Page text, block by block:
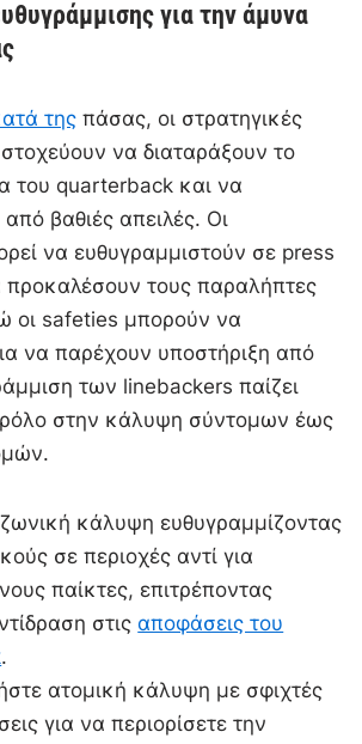
για την άμυνα
της πάσας, οι στρατηγικές
να διαταράξουν το
του quarterback και να
βαθιές απειλές. Οι
να ευθυγραμμιστούν σε press
προκαλέσουν τους παραλήπτες
οι safeties μπορούν να
να παρέχουν υποστήριξη από
των linebackers παίζει
ρόλο στην κάλυψη σύντομων έως
κάλυψη ευθυγραμμίζοντας
σε περιοχές αντί για
παίκτες, επιτρέποντας
στιςαποφάσεις του
.
ατομική κάλυψη με σφιχτές
για να περιορίσετε την